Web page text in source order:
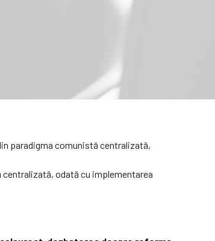
paradigma comunistă centralizată,